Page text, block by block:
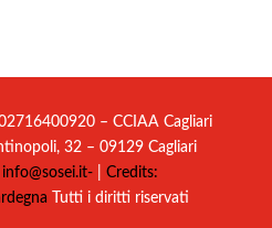
– CCIAA Cagliari
32 – 09129 Cagliari
info@sosei.it-|
Credits:
Tutti i diritti riservati